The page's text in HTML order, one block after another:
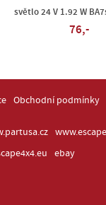
světlo 24 V 1.92 W
76,-
Obchodní podmínky
ebay